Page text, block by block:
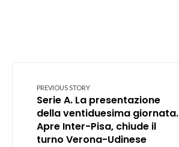
PREVIOUS STORY
Serie A. La presentazione
della ventiduesima giornata.
Apre Inter-Pisa, chiude il
turno Verona-Udinese